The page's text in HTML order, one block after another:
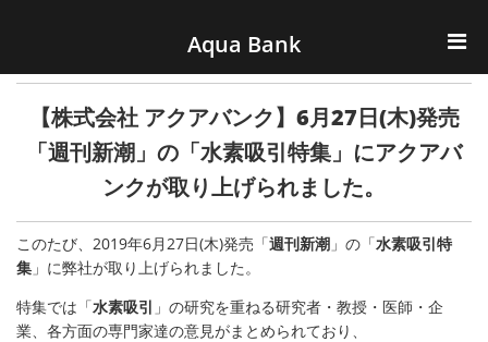
Aqua Bank
TOP
KENCOS・eye-cos
Water Server
COOLIC
環境事業
【株式会社 アクアバンク】6月27日(木)発売
「週刊新潮」の「水素吸引特集」にアクアバ
ンクが取り上げられました。
このたび、2019年6月27日(木)発売「週刊新潮 」の「水素吸引特
集 」に弊社が取り上げられました。
特集では「水素吸引 」の研究を重ねる研究者・教授・医師・企
業、各方面の専門家達の意見がまとめられており、